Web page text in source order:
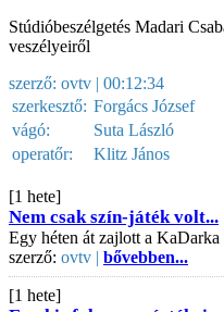
Stúdióbeszélgetés Madari
veszélyeiről
szerző: ovtv | 00:12:34
szerkesztő: Forgács József
vágó:
Suta László
operatőr:
Klitz János
[1 hete]
Nem csak szín-játék volt...
Egy héten át zajlott a
szerző: ovtv | bővebben...
[1 hete]